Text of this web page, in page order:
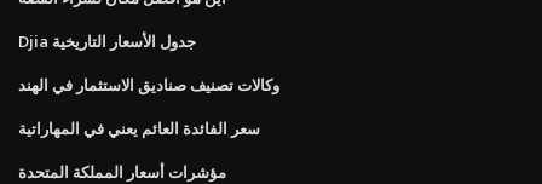
Djia جدول الأسعار التاريخية
وكالات تصنيف صناديق الاستثمار في الهند
سعر الفائدة العائم يعني في المهاراتية
مؤشرات أسعار المملكة المتحدة